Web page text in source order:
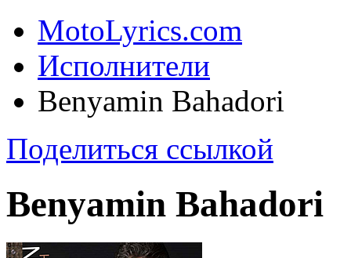
MotoLyrics.com
Исполнители
Benyamin Bahadori
Поделиться ссылкой
Benyamin Bahadori